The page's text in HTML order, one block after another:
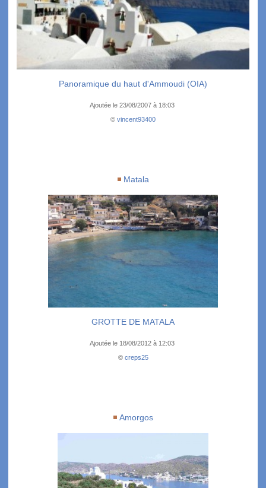
Panoramique du haut d'Ammoudi (OIA)
Ajoutée le 23/08/2007 à 18:03
© vincent93400
Matala
GROTTE DE MATALA
Ajoutée le 18/08/2012 à 12:03
© creps25
Amorgos